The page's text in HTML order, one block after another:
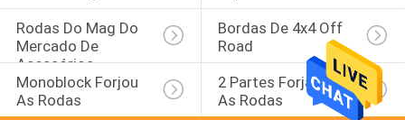
Rodas Do Mag Do
Mercado De
Acessórios
Bordas De 4x4 Off
Road
Monoblock Forjou
As Rodas
2 Partes Forjaram
As Rodas